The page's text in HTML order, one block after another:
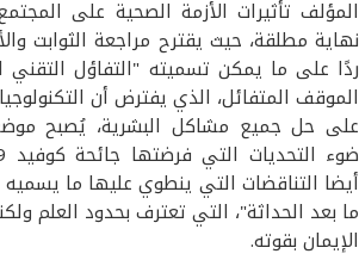
المؤلف تأثيرات الأزمة الصحية على
نهاية مطلقة، حيث يقترح مراجعة الثوابت
ردًا على ما يمكن تسميته "التفاؤل التقني
الموقف المتفائل، الذي يفترض أن
على حل جميع مشاكل البشرية، يُصبح
أيضا التناقضات التي ينطوي عليها ما يسميه
ما بعد الحداثة"، التي تعترف بحدود العلم
الإيمان بقوته.